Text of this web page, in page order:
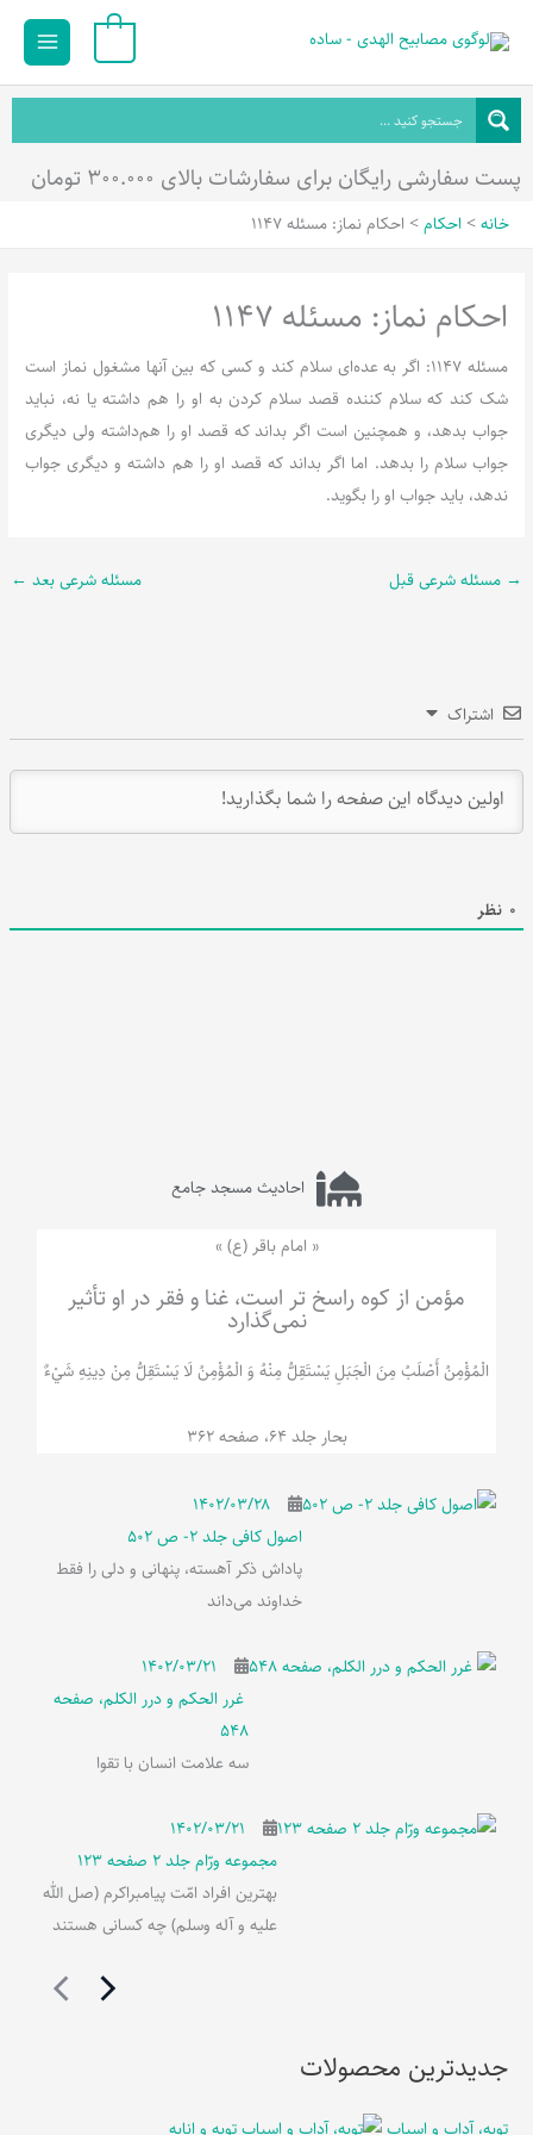
محتوا
Main
پست سفارشی رایگان برای سفارشات بالای ۳۰۰.۰۰۰ تومان
خانه احکام احکام نماز: مسئله 1147
احکام نماز: مسئله 1147
مسئله 1147: اگر به عده‌ای سلام کند و کسی که بین آنها مشغول نماز است
شک کند که سلام کننده قصد سلام کردن به او را هم داشته یا نه، نباید
جواب بدهد، و همچنین است اگر بداند که قصد او را هم‌داشته ولی دیگری
جواب سلام را بدهد. اما اگر بداند که قصد او را هم داشته و دیگری جواب
ندهد، باید جواب او را بگوید.
→ مسئله شرعی قبل مسئله شرعی بعد ←
اشتراک
0 نظر
احادیث مسجد جامع
« امام باقر (ع) »
مؤمن از کوه راسخ تر است، غنا و فقر در او تأثیر
نمی‌گذارد
الْمُؤْمِنُ‌ أَصْلَبُ‌ مِنَ‌ الْجَبَلِ‌ یَسْتَقِلُّ مِنْهُ وَ الْمُؤْمِنُ لَا يَسْتَقِلُّ مِنْ دِينِهِ شَيْ‌ءٌ
بحار جلد 64، صفحه 362
۱۴۰۲/۰۳/۲۸
اصول کافی جلد 2- ص 502
پاداش ذکر آهسته، پنهانی و دلی را فقط
خداوند می‌داند
۱۴۰۲/۰۳/۲۱
غرر الحکم و درر الکلم، صفحه
548
سه علامت انسان با تقوا
۱۴۰۲/۰۳/۲۱
مجموعه ورّام جلد 2 صفحه 123
بهترین افراد امّت پیامبراکرم (صل الله
علیه و آله وسلم) چه کسانی هستند
جدیدترین محصولات
توبه، آداب و اسباب